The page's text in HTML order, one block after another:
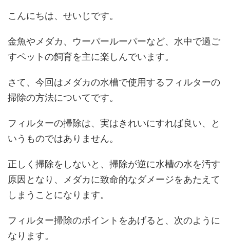
こんにちは、せいじです。
金魚やメダカ、ウーパールーパーなど、水中で過ご
すペットの飼育を主に楽しんでいます。
さて、今回はメダカの水槽で使用するフィルターの
掃除の方法についてです。
フィルターの掃除は、実はきれいにすれば良い、と
いうものではありません。
正しく掃除をしないと、掃除が逆に水槽の水を汚す
原因となり、メダカに致命的なダメージをあたえて
しまうことになります。
フィルター掃除のポイントをあげると、次のように
なります。